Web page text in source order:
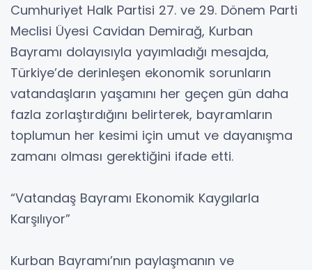
Cumhuriyet Halk Partisi 27. ve 29. Dönem Parti
Meclisi Üyesi Cavidan Demirağ, Kurban
Bayramı dolayısıyla yayımladığı mesajda,
Türkiye’de derinleşen ekonomik sorunların
vatandaşların yaşamını her geçen gün daha
fazla zorlaştırdığını belirterek, bayramların
toplumun her kesimi için umut ve dayanışma
zamanı olması gerektiğini ifade etti.
“Vatandaş Bayramı Ekonomik Kaygılarla
Karşılıyor”
Kurban Bayramı’nın paylaşmanın ve